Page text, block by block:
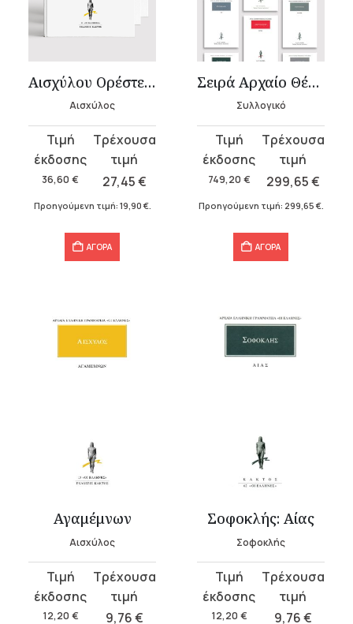
Αισχύλου Ορέστεια (3 τόμοι)
Αισχύλος
36,60 €
Original
price
was:
36,60 €.
27,45€
τρέχουσα
τιμή
είναι:
Προηγούμενη τιμή: 19,90 €.
ΑΓΟΡΑ
Σειρά Αρχαίο Θέατρο
Συλλογικό
749,20 €
Original
price
was:
749,20 €.
299,65€
τρέχουσα
τιμή
είναι:
Προηγούμενη τιμή: 299,65 €.
ΑΓΟΡΑ
Αγαμέμνων
Αισχύλος
12,20 €
Original
price
was:
9,76€
τρέχουσα
τιμή
Σοφοκλής: Αίας
Σοφοκλής
12,20 €
Original
price
was:
9,76€
τρέχουσα
τιμή